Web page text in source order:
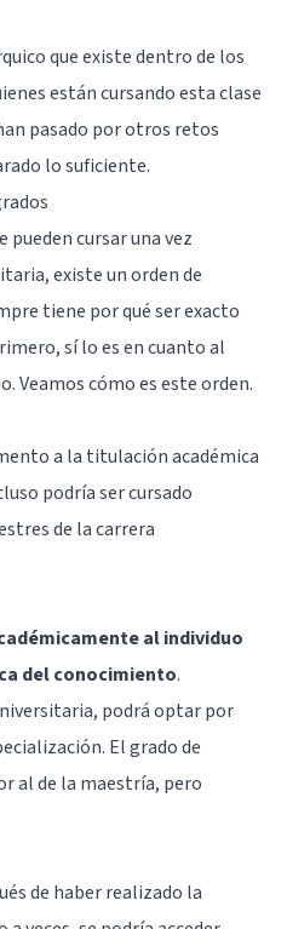
que existe dentro de los
están cursando esta clase
pasado por otros retos
lo suficiente.
pueden cursar una vez
existe un orden de
tiene por qué ser exacto
sí lo es en cuanto al
Veamos cómo es este orden.
a la titulación académica
podría ser cursado
de la carrera
al individuo
del conocimiento.
podrá optar por
El grado de
al de la maestría, pero
de haber realizado la